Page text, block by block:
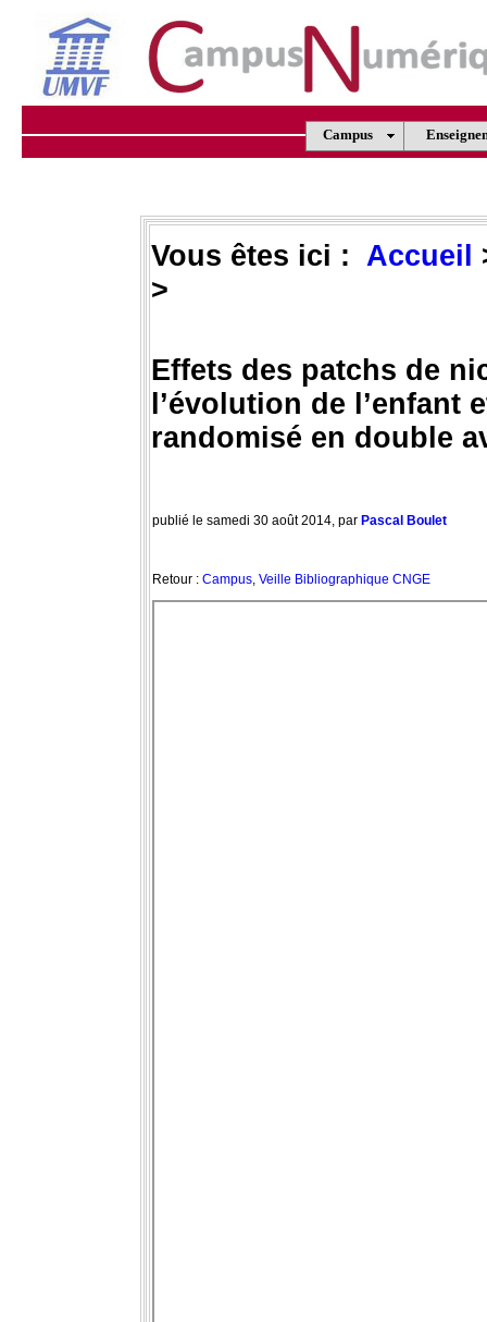
Campus
Vous êtes ici : Accueil
>
Effets des patchs de
l’évolution de l’enfant
randomisé en double
publié le samedi 30 août 2014, par Pascal Boulet
Retour : Campus, Veille Bibliographique CNGE